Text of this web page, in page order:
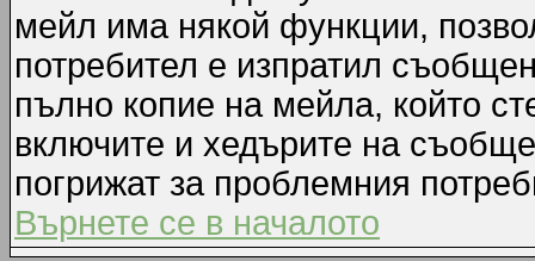
мейл има някой функции,
потребител е изпратил
пълно копие на мейла, който
включите и хедърите на
погрижат за проблемния
Върнете се в началото